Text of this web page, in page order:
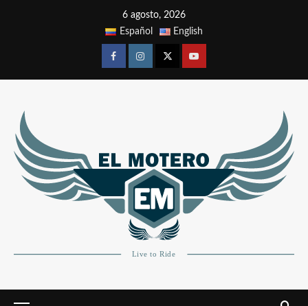
6 agosto, 2026
Español
English